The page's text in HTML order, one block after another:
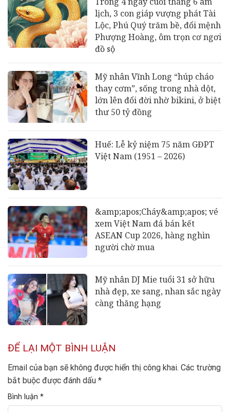
lịch, 3 con giáp vượng phát Tài
Lộc, Phú Quý trăm bề, đổi mệnh
Phượng Hoàng, ôm trọn cơ ngơi
đồ sộ
Mỹ nhân Vĩnh Long “húp cháo
thay cơm”, sống trong nhà dột,
lớn lên đổi đời nhờ bikini, ở biệt
thư 50 tỷ đồng
Huế: Lễ kỷ niệm 75 năm GĐPT
Việt Nam (1951 – 2026)
&amp;apos;Cháy&amp;apos; vé
xem Việt Nam đá bán kết
ASEAN Cup 2026, hàng nghìn
người chờ mua
Mỹ nhân DJ Mie tuổi 31 sở hữu
nhà đẹp, xe sang, nhan sắc ngày
càng thăng hạng
ĐỂ LẠI MỘT BÌNH LUẬN
Email của bạn sẽ không được hiển thị công khai. Các trường
bắt buộc được đánh dấu *
Bình luận *